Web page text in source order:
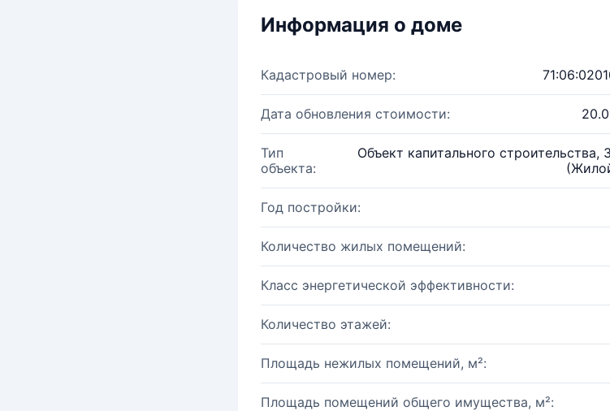
Информация о доме
Кадастровый номер:
Дата обновления стоимости:
Тип
объекта:
Объект капитального строительства,
Год постройки:
Количество жилых помещений:
Класс энергетической эффективности:
Количество этажей:
Площадь нежилых помещений, м²:
Площадь помещений общего имущества, м²: